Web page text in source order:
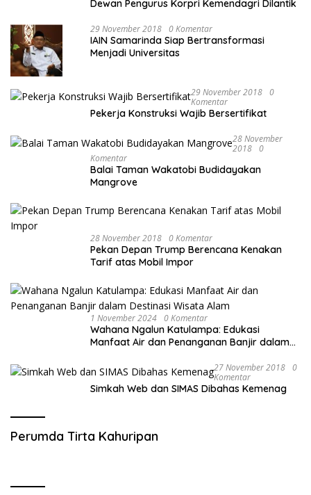
Dewan Pengurus Korpri Kemendagri Dilantik
29 November 2018 0 Komentar
IAIN Samarinda Siap Bertransformasi
Menjadi Universitas
29 November 2018 0
Komentar
Pekerja Konstruksi Wajib Bersertifikat
28 November
2018 0
Komentar
Balai Taman Wakatobi Budidayakan
Mangrove
28 November 2018 0 Komentar
Pekan Depan Trump Berencana Kenakan
Tarif atas Mobil Impor
1 November 2024 0 Komentar
Wahana Ngalun Katulampa: Edukasi
Manfaat Air dan Penanganan Banjir dalam
27 November 2018 0
Komentar
Simkah Web dan SIMAS Dibahas Kemenag
Perumda Tirta Kahuripan